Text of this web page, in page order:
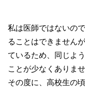
私は医師ではないの
ることはできません
ているため、同じよ
ことが少なくありませ
その度に、高校生の